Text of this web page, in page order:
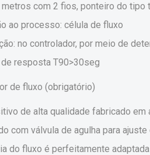
metros com 2 fios, ponteiro do tipo
ao processo: célula de fluxo
no controlador, por meio de
de resposta T90>30seg
de fluxo (obrigatório)
de alta qualidade fabricado
com válvula de agulha para
do fluxo é perfeitamente